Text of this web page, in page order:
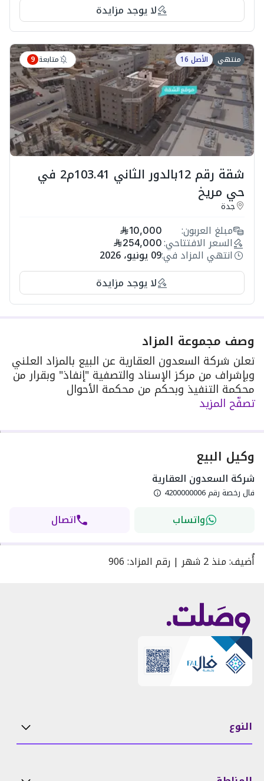
لا يوجد مزايدة
منتهي الأصل 16 متابعة 9
شقة رقم 12بالدور الثاني 103.41م2 في
حي مريخ
جدة
مبلغ العربون: 10,000
السعر الافتتاحي: 254,000
انتهي المزاد في:09 يونيو، 2026
لا يوجد مزايدة
وصف مجموعة المزاد
تعلن شركة السعدون العقارية عن البيع بالمزاد العلني
وبإشراف من مركز الإسناد والتصفية "إنفاذ" وبقرار من
محكمة التنفيذ وبحكم من محكمة الأحوال
الشخصية,شركة السعدون العقارية رقم رخصة فال
للعقــار برقـم 3751
تصفّح المزيد
وكيل البيع
شركة السعدون العقارية
فال رخصة رقم4200000006
واتساب اتصال
أُضيف:منذ2 شهر | رقم المزاد:
906
النوع